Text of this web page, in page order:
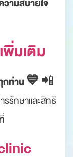
ามสบายใจ
มเติม
กท่าน 💙 📲
รรักษาและสิทธิ